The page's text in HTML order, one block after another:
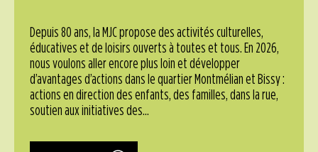
Depuis 80 ans, la MJC propose des activités culturelles,
éducatives et de loisirs ouverts à toutes et tous. En 2026,
nous voulons aller encore plus loin et développer
d’avantages d’actions dans le quartier Montmélian et Bissy :
actions en direction des enfants, des familles, dans la rue,
soutien aux initiatives des...